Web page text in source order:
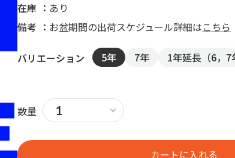
在庫
あり
備考
お盆期間の出荷スケジュール詳細はこちら
5年 7年 1年延長（6，7
数量